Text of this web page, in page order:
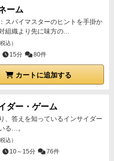
ーム
スパイマスターのヒントを手掛か
組織より先に味方の...
税込）
15分 80件
カートに追加する
ダー・ゲーム
、答えを知っているインサイダー
る…。
税込）
10～15分 76件